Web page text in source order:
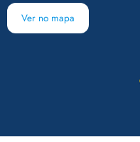
Ver no mapa